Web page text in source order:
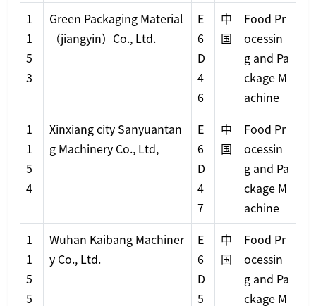
1
1
5
3
Green Packaging Material
（jiangyin）Co., Ltd.
E
6
D
4
6
中
国
Food Pr
ocessin
g and Pa
ckage M
achine
1
1
5
4
Xinxiang city Sanyuantan
g Machinery Co., Ltd,
E
6
D
4
7
中
国
Food Pr
ocessin
g and Pa
ckage M
achine
1
1
5
5
Wuhan Kaibang Machiner
y Co., Ltd.
E
6
D
5
中
国
Food Pr
ocessin
g and Pa
ckage M